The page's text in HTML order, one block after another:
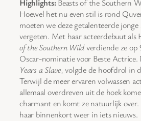
Highlights:Beasts of the Southern
Hoewel het nu even stil is rond
moeten we deze getalenteerde
vergeten. Met haar acteerdebuut als
of the Southern Wildverdiende ze op
Oscar-nominatie voor Beste Actrice.
Years a Slave, volgde de hoofdrol in
Terwijl de meer ervaren volwassen
allemaal overdreven uit de hoek
charmant en komt ze natuurlijk
haar binnenkort weer in iets nieuws.